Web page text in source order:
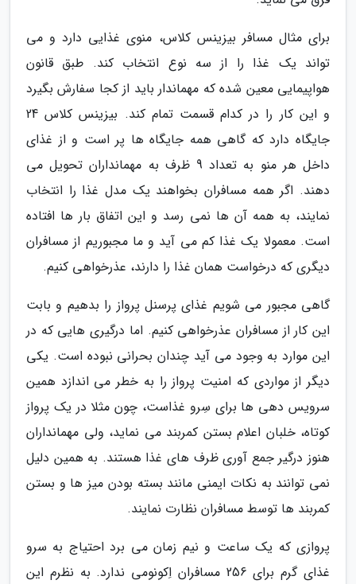
برای مثال مسافر بیزینس کلاس، منوی غذایی دارد و می
تواند یک غذا را از سه نوع انتخاب کند. طبق قانون
هواپیمایی معین شده که مهماندار باید از کجا سفارش بگیرد
و این کار را در کدام قسمت تمام کند. بیزینس کلاس 24
جایگاه دارد که گاهی همه جایگاه ها پر است و از غذای
داخل هر منو به تعداد 9 ظرف به مهمانداران تحویل می
دهند. اگر همه مسافران بخواهند یک مدل غذا را انتخاب
نمایند، به همه آن ها نمی رسد و این اتفاق بار ها افتاده
است. معمولا یک غذا کم می آید و ما مجبوریم از مسافران
دیگری که درخواست همان غذا را دارند، عذرخواهی کنیم.
گاهی مجبور می شویم غذای پرسنل پرواز را بدهیم و بابت
این کار از مسافران عذرخواهی کنیم. اما درگیری هایی که در
این موارد به وجود می آید چندان بحرانی نبوده است. یکی
دیگر از مواردی که امنیت پرواز را به خطر می اندازد همین
سرویس دهی ها برای سِرو غذاست، چون مثلا در یک پرواز
کوتاه، خلبان اعلام بستن کمربند می نماید، ولی مهمانداران
هنوز درگیر جمع آوری ظرف های غذا هستند. به همین دلیل
نمی توانند به نکات ایمنی مانند بسته بودن میز ها و بستن
کمربند ها توسط مسافران نظارت نمایند.
پروازی که یک ساعت و نیم زمان می برد احتیاج به سرو
غذای گرم برای 256 مسافران اِکونومی ندارد. به نظرم این